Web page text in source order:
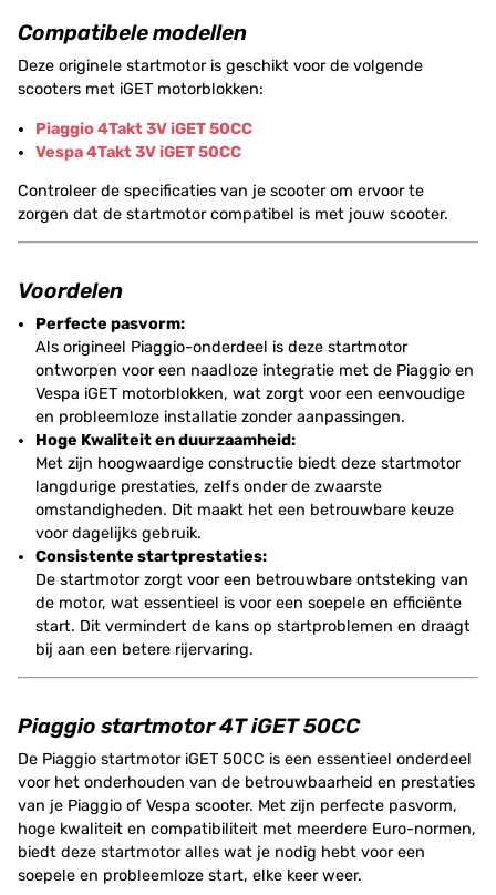
Compatibele modellen
Deze originele startmotor is geschikt voor de volgende
scooters met iGET motorblokken:
Piaggio 4Takt 3V iGET 50CC
Vespa 4Takt 3V iGET 50CC
Controleer de specificaties van je scooter om ervoor te
zorgen dat de startmotor compatibel is met jouw scooter.
Voordelen
Perfecte pasvorm:
Als origineel Piaggio-onderdeel is deze startmotor
ontworpen voor een naadloze integratie met de Piaggio en
Vespa iGET motorblokken, wat zorgt voor een eenvoudige
en probleemloze installatie zonder aanpassingen.
Hoge Kwaliteit en duurzaamheid:
Met zijn hoogwaardige constructie biedt deze startmotor
langdurige prestaties, zelfs onder de zwaarste
omstandigheden. Dit maakt het een betrouwbare keuze
voor dagelijks gebruik.
Consistente startprestaties:
De startmotor zorgt voor een betrouwbare ontsteking van
de motor, wat essentieel is voor een soepele en efficiënte
start. Dit vermindert de kans op startproblemen en draagt
bij aan een betere rijervaring.
Piaggio startmotor 4T iGET 50CC
De Piaggio startmotor iGET 50CC is een essentieel onderdeel
voor het onderhouden van de betrouwbaarheid en prestaties
van je Piaggio of Vespa scooter. Met zijn perfecte pasvorm,
hoge kwaliteit en compatibiliteit met meerdere Euro-normen,
biedt deze startmotor alles wat je nodig hebt voor een
soepele en probleemloze start, elke keer weer.